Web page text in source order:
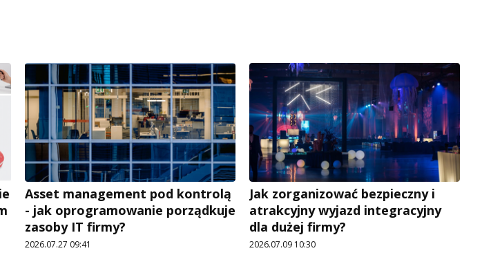
Asset management pod kontrolą
- jak oprogramowanie porządkuje
zasoby IT firmy?
2026.07.27 09:41
Jak zorganizować bezpieczny i
atrakcyjny wyjazd integracyjny
dla dużej firmy?
2026.07.09 10:30